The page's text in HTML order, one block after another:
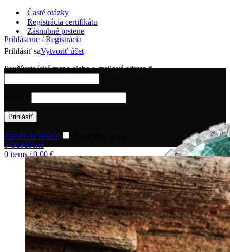
Časté otázky
Registrácia certifikátu
Prihlásenie / Registrácia
Prihlásiť saVytvoriť účet
Používateľské meno alebo e-mailová adresa*
Prihlásiť
Stratili ste heslo?
0 Obľúbené
0 items / 0,00€
Zásnubné prstene